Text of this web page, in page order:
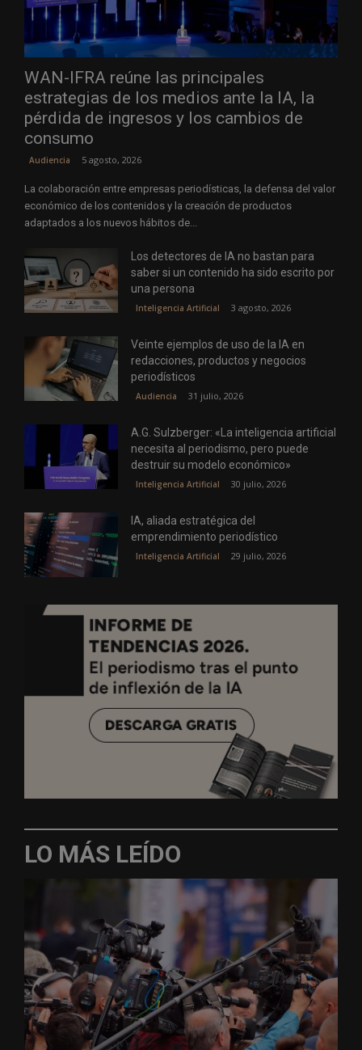
WAN-IFRA reúne las principales
estrategias de los medios ante la IA, la
pérdida de ingresos y los cambios de
consumo
Audiencia 5 agosto, 2026
La colaboración entre empresas periodísticas, la defensa del valor
económico de los contenidos y la creación de productos
adaptados a los nuevos hábitos de...
Los detectores de IA no bastan para
saber si un contenido ha sido escrito por
una persona
Inteligencia Artificial 3 agosto, 2026
Veinte ejemplos de uso de la IA en
redacciones, productos y negocios
periodísticos
Audiencia 31 julio, 2026
A.G. Sulzberger: «La inteligencia artificial
necesita al periodismo, pero puede
destruir su modelo económico»
Inteligencia Artificial 30 julio, 2026
IA, aliada estratégica del
emprendimiento periodístico
Inteligencia Artificial 29 julio, 2026
LO MÁS LEÍDO